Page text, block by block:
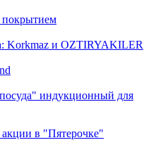
Korkmaz и OZTIRYAKILER
индукционный для
в "Пятерочке"